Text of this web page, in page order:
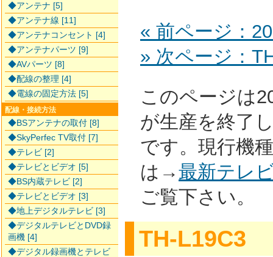
« 前ページ：
» 次ページ：
このページは
が生産を終了
です。現行機
は→最新テレ
ご覧下さい。
TH-L19C3
◆アンテナ [5]
◆アンテナ線 [11]
◆アンテナコンセント [4]
◆アンテナパーツ [9]
◆AVパーツ [8]
◆配線の整理 [4]
◆電線の固定方法 [5]
配線・接続方法
◆BSアンテナの取付 [8]
◆SkyPerfec TV取付 [7]
◆テレビ [2]
◆テレビとビデオ [5]
◆BS内蔵テレビ [2]
◆テレビとビデオ [3]
◆地上デジタルテレビ [3]
◆デジタルテレビとDVD録
画機 [4]
◆デジタル録画機とテレビ